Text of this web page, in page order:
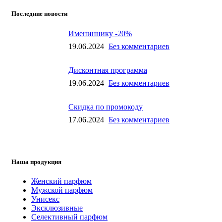
Последние новости
Имениннику -20%
19.06.2024 Без комментариев
Дисконтная программа
19.06.2024 Без комментариев
Скидка по промокоду
17.06.2024 Без комментариев
Наша продукция
Женский парфюм
Мужской парфюм
Унисекс
Эксклюзивные
Селективный парфюм